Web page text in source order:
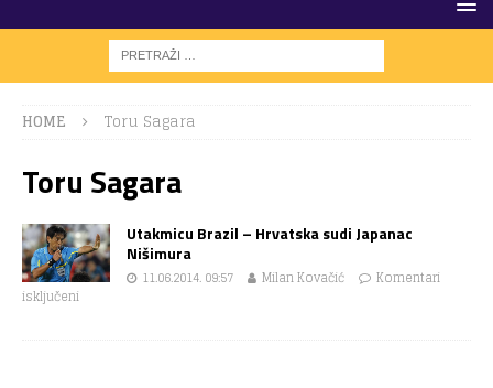
HOME Toru Sagara
Toru Sagara
Utakmicu Brazil – Hrvatska sudi Japanac
Nišimura
11.06.2014. 09:57 Milan Kovačić
Komentari
isključeni